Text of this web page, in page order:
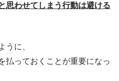
思わせてしまう行動は避ける
うに、
払っておくことが重要になっ